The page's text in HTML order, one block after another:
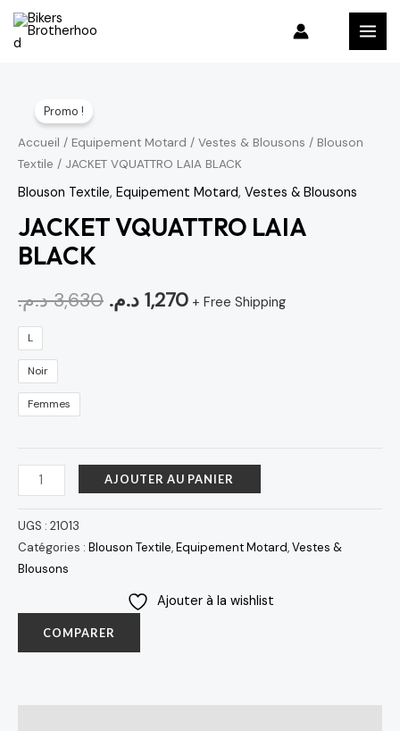
Aller
Promo !
Accueil / Equipement Motard / Vestes & Blousons / Blouson
Textile / JACKET VQUATTRO LAIA BLACK
Blouson Textile, Equipement Motard, Vestes & Blousons
JACKET VQUATTRO LAIA
BLACK
3,630 د.م.
prix
initial
était :
3,630 د.م..
1,270 د.م.
prix
actuel
1,270 د.م..
+ Free Shipping
L
Noir
Femmes
JACKET
VQUATTRO
LAIA
BLACK
AJOUTER AU PANIER
UGS : 21013
Catégories : Blouson Textile,Equipement Motard,Vestes &
Blousons
Ajouter à la wishlist
COMPARER